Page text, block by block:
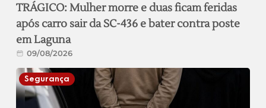
TRÁGICO: Mulher morre e duas ficam feridas
após carro sair da SC-436 e bater contra poste
em Laguna
09/08/2026
Segurança